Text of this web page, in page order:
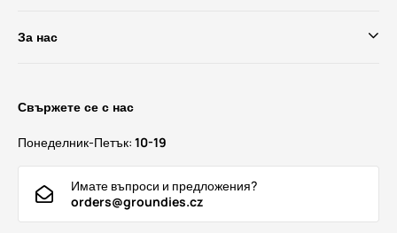
За нас
Свържете се с нас
Понеделник-Петък: 10-19
Имате въпроси и предложения?
orders@groundies.cz